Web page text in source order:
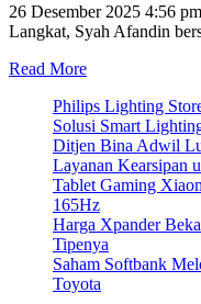
26 Desember 2025 4:56
Langkat, Syah Afandin
Read More
Philips Lighting
Solusi Smart
Ditjen Bina Adwil
Layanan Kearsipan
Tablet Gaming
165Hz
Harga Xpander
Tipenya
Saham Softbank
Toyota